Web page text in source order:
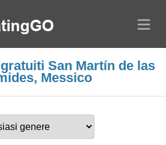
San Martín de las
Messico